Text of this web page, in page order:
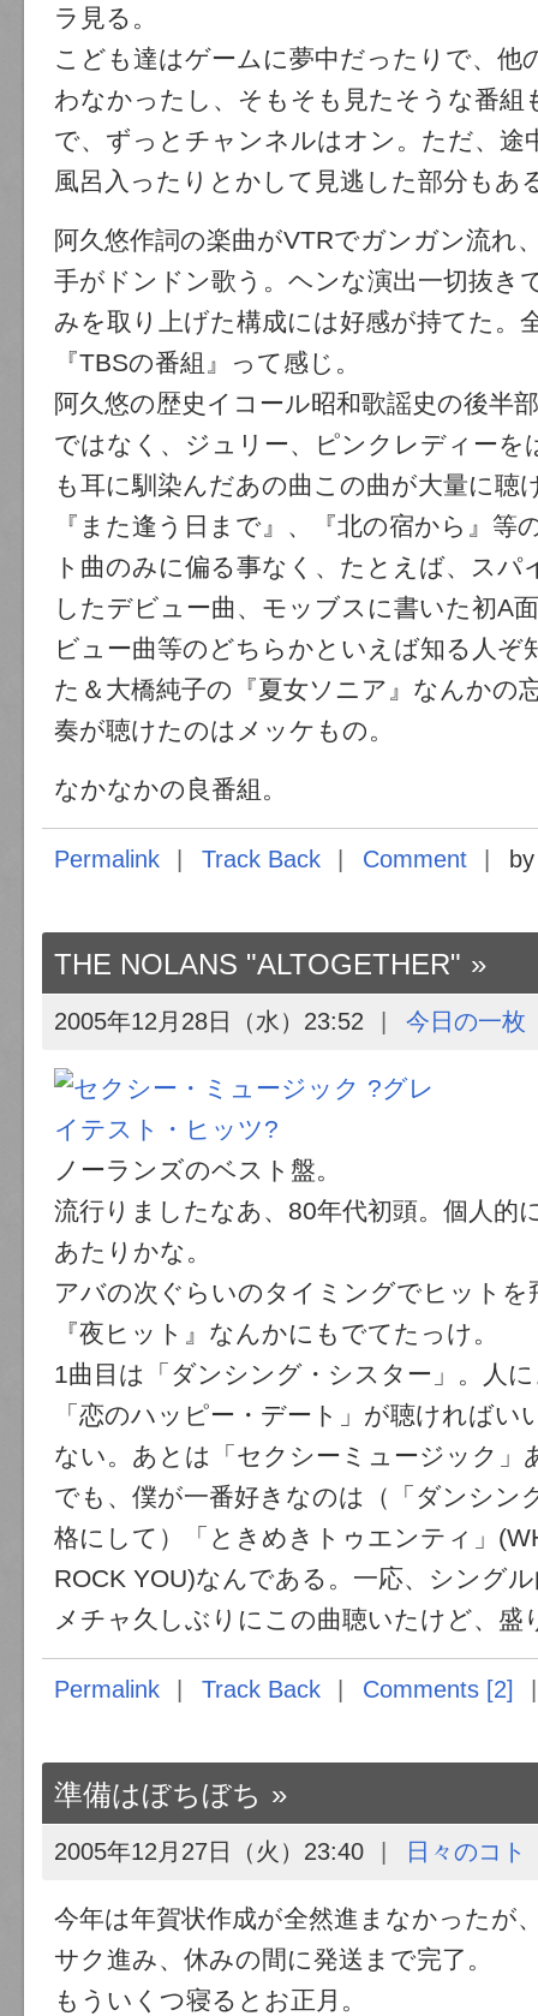
ラ見る。
こども達はゲームに夢中だったりで、他
わなかったし、そもそも見たそうな番組
で、ずっとチャンネルはオン。ただ、途
風呂入ったりとかして見逃した部分もあ
阿久悠作詞の楽曲がVTRでガンガン流れ
手がドンドン歌う。ヘンな演出一切抜き
みを取り上げた構成には好感が持てた。
『TBSの番組』って感じ。
阿久悠の歴史イコール昭和歌謡史の後半
ではなく、ジュリー、ピンクレディーを
も耳に馴染んだあの曲この曲が大量に聴
『また逢う日まで』、『北の宿から』等
ト曲のみに偏る事なく、たとえば、スパ
したデビュー曲、モッブスに書いた初A
ビュー曲等のどちらかといえば知る人ぞ
た＆大橋純子の『夏女ソニア』なんかの
奏が聴けたのはメッケもの。
なかなかの良番組。
Permalink Track Back Comment
THE NOLANS "ALTOGETHER"
2005年12月28日（水）23:52 今日の一枚
ノーランズのベスト盤。
流行りましたなあ、80年代初頭。個人的
あたりかな。
アバの次ぐらいのタイミングでヒットを
『夜ヒット』なんかにもでてたっけ。
1曲目は「ダンシング・シスター」。人
「恋のハッピー・デート」が聴ければ
ない。あとは「セクシーミュージック」
でも、僕が一番好きなのは（「ダンシン
格にして）「ときめきトゥエンティ」
ROCK YOU)なんである。一応、シング
メチャ久しぶりにこの曲聴いたけど、盛
Permalink Track Back Comments [2]
準備はぼちぼち
2005年12月27日（火）23:40 日々のコト
今年は年賀状作成が全然進まなかったが
サク進み、休みの間に発送まで完了。
もういくつ寝るとお正月。